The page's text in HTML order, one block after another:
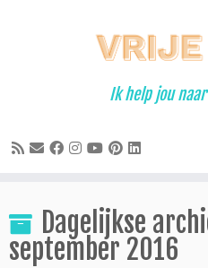
Ik help jou
Dagelijkse
september 2016